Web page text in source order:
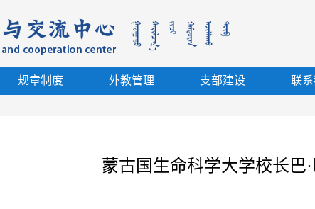
规章制度 外教管理 支部建设 联系
蒙古国生命科学大学校长巴